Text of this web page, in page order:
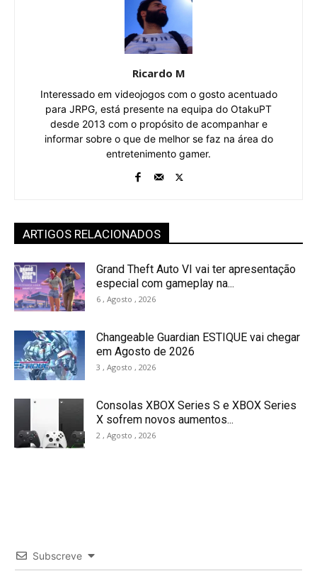
Ricardo M
Interessado em videojogos com o gosto acentuado
para JRPG, está presente na equipa do OtakuPT
desde 2013 com o propósito de acompanhar e
informar sobre o que de melhor se faz na área do
entretenimento gamer.
ARTIGOS RELACIONADOS
Grand Theft Auto VI vai ter apresentação
especial com gameplay na...
6 , Agosto , 2026
Changeable Guardian ESTIQUE vai chegar
em Agosto de 2026
3 , Agosto , 2026
Consolas XBOX Series S e XBOX Series
X sofrem novos aumentos...
2 , Agosto , 2026
Subscreve